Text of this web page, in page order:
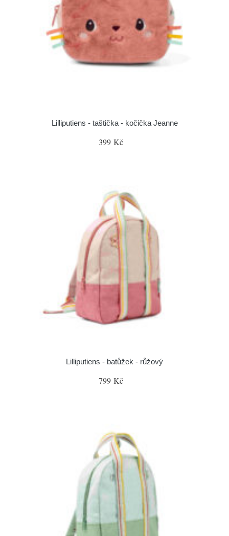
Lilliputiens - taštička - kočička Jeanne
399 Kč
Lilliputiens - batůžek - růžový
799 Kč